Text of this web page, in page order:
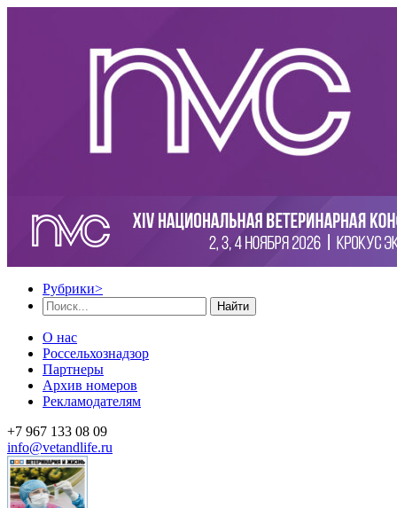
Рубрики>
Найти
О нас
Россельхознадзор
Партнеры
Архив номеров
Рекламодателям
+7 967 133 08 09
info@vetandlife.ru